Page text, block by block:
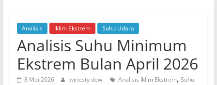
Koordinator
BMKG
Sumatera
Selatan
Analisis Iklim Ekstrem Suhu Udara
Analisis Suhu Minimum
Ekstrem Bulan April 2026
8 Mei 2026 winesty dewi Analisis Iklim Ekstrem, Suhu